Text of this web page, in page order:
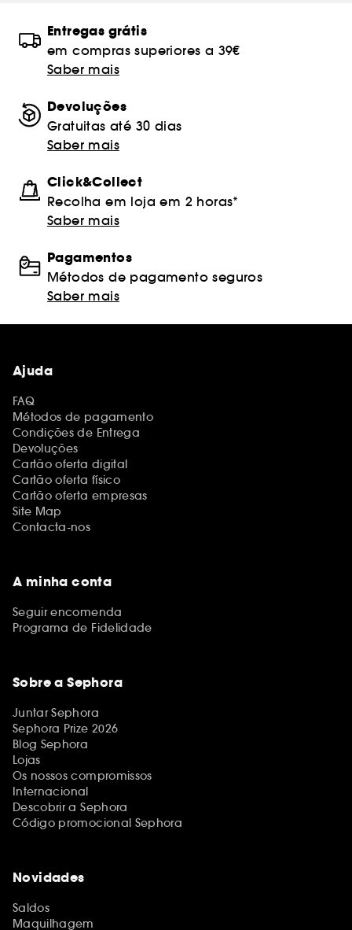
Entregas grátis
em compras superiores a 39€
Saber mais
Devoluções
Gratuitas até 30 dias
Saber mais
Click&Collect
Recolha em loja em 2 horas*
Saber mais
Pagamentos
Métodos de pagamento seguros
Saber mais
Ajuda
FAQ
Métodos de pagamento
Condições de Entrega
Devoluções
Cartão oferta digital
Cartão oferta físico
Cartão oferta empresas
Site Map
Contacta-nos
A minha conta
Seguir encomenda
Programa de Fidelidade
Sobre a Sephora
Juntar Sephora
Sephora Prize 2026
Blog Sephora
Lojas
Os nossos compromissos
Internacional
Descobrir a Sephora
Código promocional Sephora
Novidades
Saldos
Maquilhagem